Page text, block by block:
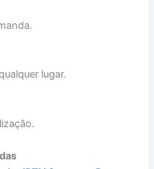
lugar.